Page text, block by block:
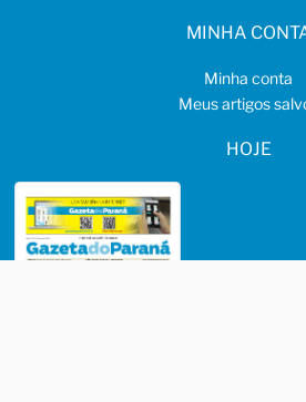
MINHA
Minha conta
Meus artigos
HOJE